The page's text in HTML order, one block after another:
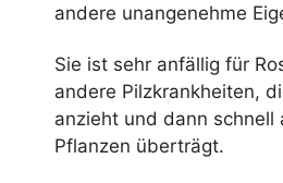
andere unangenehme
Sie ist sehr anfällig für
andere Pilzkrankheiten,
anzieht und dann schnell
Pflanzen überträgt.